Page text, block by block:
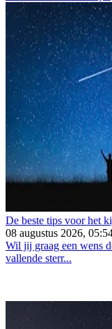
De beste tips voor het
08 augustus 2026,
Wil jij graag een wens
vallende sterr...